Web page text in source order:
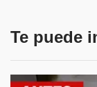
Te puede